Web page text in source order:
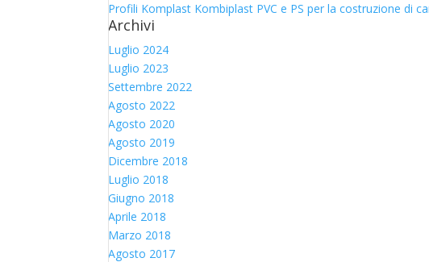
Profili Komplast Kombiplast PVC e PS per la costruzione di
Archivi
Luglio 2024
Luglio 2023
Settembre 2022
Agosto 2022
Agosto 2020
Agosto 2019
Dicembre 2018
Luglio 2018
Giugno 2018
Aprile 2018
Marzo 2018
Agosto 2017